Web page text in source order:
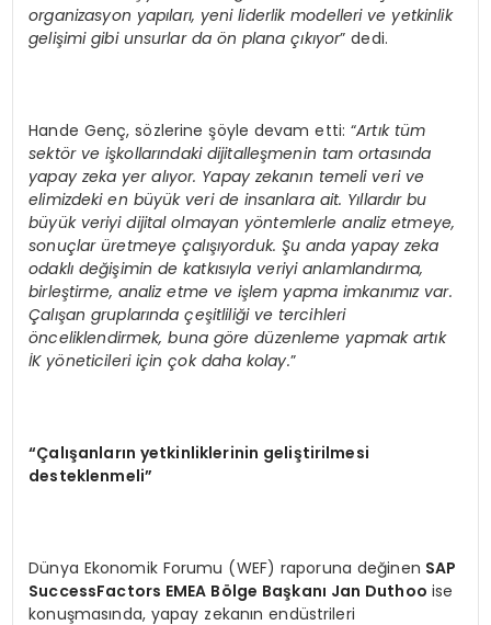
organizasyon yapıları, yeni liderlik modelleri ve yetkinlik
gelişimi gibi unsurlar da ön plana çıkıyor” dedi.
Hande Genç, sözlerine şöyle devam etti: “Artık tüm
sektör ve işkollarındaki dijitalleşmenin tam ortasında
yapay zeka yer alıyor. Yapay zekanın temeli veri ve
elimizdeki en büyük veri de insanlara ait. Yıllardır bu
büyük veriyi dijital olmayan yöntemlerle analiz etmeye,
sonuçlar üretmeye çalışıyorduk. Şu anda yapay zeka
odaklı değişimin de katkısıyla veriyi anlamlandırma,
birleştirme, analiz etme ve işlem yapma imkanımız var.
Çalışan gruplarında çeşitliliği ve tercihleri
önceliklendirmek, buna göre düzenleme yapmak artık
İK yöneticileri için çok daha kolay.”
“Çalışanların yetkinliklerinin geliştirilmesi
desteklenmeli”
Dünya Ekonomik Forumu (WEF) raporuna değinen SAP
SuccessFactors EMEA Bölge Başkanı Jan Duthoo ise
konuşmasında, yapay zekanın endüstrileri